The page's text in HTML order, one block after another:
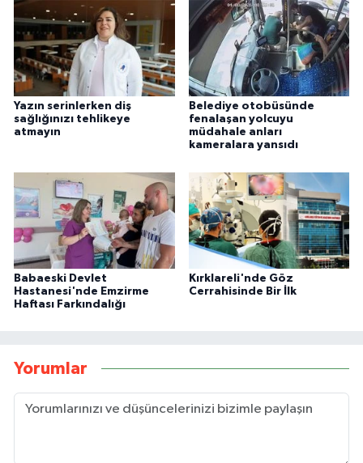
Yazın serinlerken diş
sağlığınızı tehlikeye
atmayın
Belediye otobüsünde
fenalaşan yolcuyu
müdahale anları
kameralara yansıdı
Babaeski Devlet
Hastanesi'nde Emzirme
Haftası Farkındalığı
Kırklareli'nde Göz
Cerrahisinde Bir İlk
Yorumlar